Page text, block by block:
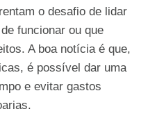
o desafio de lidar
funcionar ou que
A boa notícia é que,
é possível dar uma
e evitar gastos